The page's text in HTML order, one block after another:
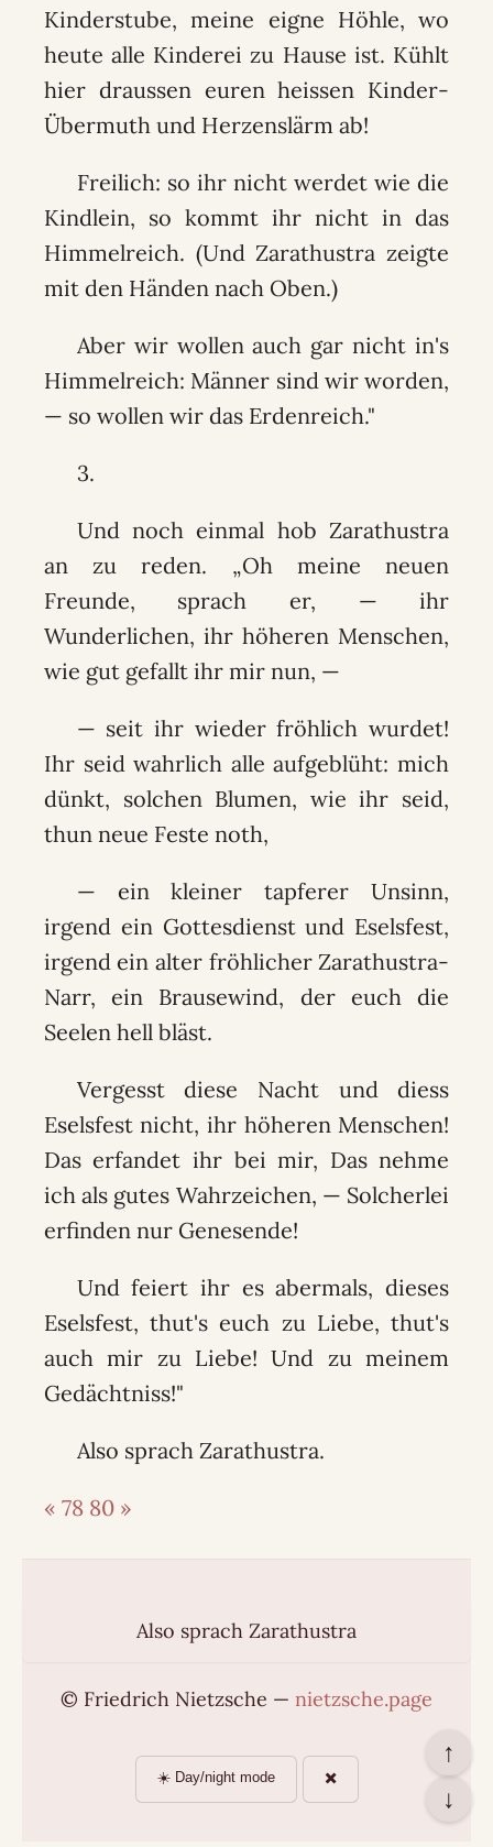
Kinderstube, meine eigne Höhle, wo
heute alle Kinderei zu Hause ist. Kühlt
hier draussen euren heissen Kinder-
Übermuth und Herzenslärm ab!
Freilich: so ihr nicht werdet wie die
Kindlein, so kommt ihr nicht in das
Himmelreich. (Und Zarathustra zeigte
mit den Händen nach Oben.)
Aber wir wollen auch gar nicht in's
Himmelreich: Männer sind wir worden,
— so wollen wir das Erdenreich."
3.
Und noch einmal hob Zarathustra
an zu reden. „Oh meine neuen
Freunde, sprach er, — ihr
Wunderlichen, ihr höheren Menschen,
wie gut gefallt ihr mir nun, —
— seit ihr wieder fröhlich wurdet!
Ihr seid wahrlich alle aufgeblüht: mich
dünkt, solchen Blumen, wie ihr seid,
thun neue Feste noth,
— ein kleiner tapferer Unsinn,
irgend ein Gottesdienst und Eselsfest,
irgend ein alter fröhlicher Zarathustra-
Narr, ein Brausewind, der euch die
Seelen hell bläst.
Vergesst diese Nacht und diess
Eselsfest nicht, ihr höheren Menschen!
Das erfandet ihr bei mir, Das nehme
ich als gutes Wahrzeichen, — Solcherlei
erfinden nur Genesende!
Und feiert ihr es abermals, dieses
Eselsfest, thut's euch zu Liebe, thut's
auch mir zu Liebe! Und zu meinem
Gedächtniss!"
Also sprach Zarathustra.
« 78 80 »
↑
↓
Also sprach Zarathustra
© Friedrich Nietzsche — nietzsche.page
☀️ Day/night mode ✖️